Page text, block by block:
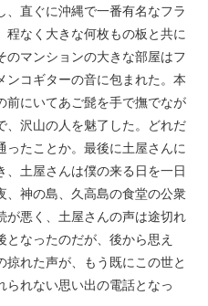
、直ぐに沖縄で一番有名なフラ
程なく大きな何枚もの板と共に
のマンションの大きな部屋はフ
ンコギターの音に包まれた。本
前にいてあご髭を手で撫でなが
、沢山の人を魅了した。どれだ
ったことか。最後に土屋さんに
土屋さんは僕の来る日を一日
、神の島、久高島の食堂の公衆
が悪く、土屋さんの声は途切れ
なったのだが、後から思え
れた声が、もう既にこの世と
れない思い出の電話となっ